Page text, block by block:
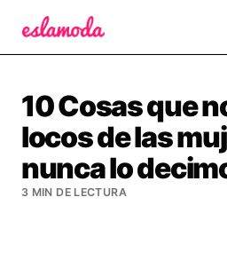
10 Cosas que
locos de las
nunca lo
3 MIN DE LECTURA